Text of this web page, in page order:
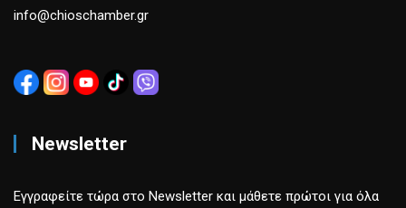
info@chioschamber.gr
Newsletter
Εγγραφείτε τώρα στο Newsletter και μάθετε πρώτοι για όλα